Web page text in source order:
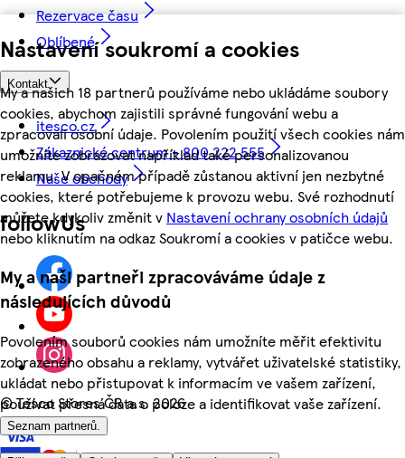
Nastavení soukromí a cookies
My a našich 18 partnerů používáme nebo ukládáme soubory
cookies, abychom zajistili správné fungování webu a
zpracovali osobní údaje. Povolením použití všech cookies nám
umožníte zobrazovat například také personalizovanou
reklamu. V opačném případě zůstanou aktivní jen nezbytné
cookies, které potřebujeme k provozu webu. Své rozhodnutí
můžete kdykoliv změnit v Nastavení ochrany osobních údajů
nebo kliknutím na odkaz Soukromí a cookies v patičce webu.
My a naši partneři zpracováváme údaje z
následujících důvodů
Povolením souborů cookies nám umožníte měřit efektivitu
zobrazeného obsahu a reklamy, vytvářet uživatelské statistiky,
ukládat nebo přistupovat k informacím ve vašem zařízení,
používat přesná data o poloze a identifikovat vaše zařízení.
Seznam partnerů.
Rezervace času
Oblíbené
Kontakt
itesco.cz
Zákaznické centrum - 800 222 555
Naše obchody
followUs
©Tesco Stores ČR a.s. 2026